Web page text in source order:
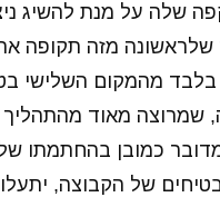
שלה על מנת להשיג
מזה תקופה
מהמקום השלישי
שמרוצה מאוד
כמובן בהחתמתו
של הקבוצה,